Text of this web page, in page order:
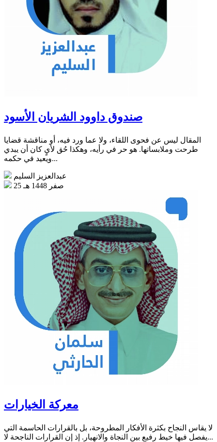
صندوق داوود الشريان الأسود
المقال ليس عن فحوى اللقاء، ولا عما ورد فيه، أو مناقشة قضايا
طرحت وملابساتها. هو حر في رأيه، وهكذا حُق لأيٍ كان أن يبدي
ويعيد في حكمه...
عبدالعزيز السليم
25 صفر 1448 هـ
معركة الخيارات
لا يقاس النجاح بكثرة الأفكار المطروحة، بل بالقرارات الحاسمة التي
يفصل فيها خيط رفيع بين النجاة والانهيار. إذ إن القرارات الناجحة لا...